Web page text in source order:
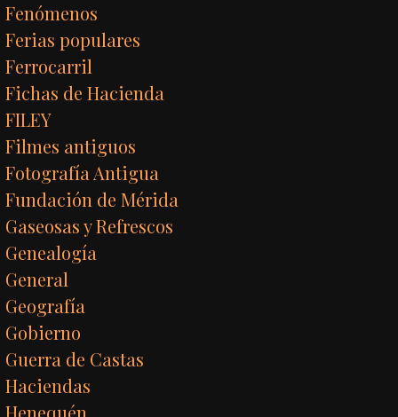
Fenómenos
Ferias populares
Ferrocarril
Fichas de Hacienda
FILEY
Filmes antiguos
Fotografía Antigua
Fundación de Mérida
Gaseosas y Refrescos
Genealogía
General
Geografía
Gobierno
Guerra de Castas
Haciendas